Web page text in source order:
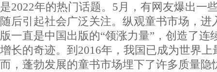
是2022年的热门话题。5月，有网友爆出一
随后引起社会广泛关注。纵观童书市场，进
版一直是中国出版的“领涨力量”，创造了连
增长的奇迹。到2016年，我国已成为世界
而，蓬勃发展的童书市场埋下了许多质量隐